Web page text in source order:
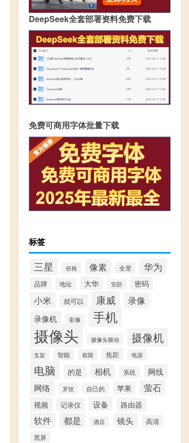
DeepSeek全套部署资料免费下载
免费可商用字体批量下载
标签
三星 价格 像素 全景 华为
品牌 地址 大华 安防 密码
小米 就可以 康威 录像
录像机 影像 手机
摄像头 摄像头驱动 摄像机
支架 智能 权限 焦距 电源
电脑 的是 相机 系统 网线
网络 罗技 自己的 苹果 萤石
视频 记录仪 设备 路由器
软件 都是 酒店 镜头 高清
黑屏